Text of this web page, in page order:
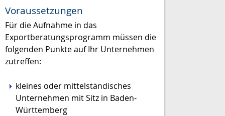
Voraussetzungen
Für die Aufnahme in das
Exportberatungsprogramm müssen die
folgenden Punkte auf Ihr Unternehmen
zutreffen:
kleines oder mittelständisches
Unternehmen mit Sitz in Baden-
Württemberg